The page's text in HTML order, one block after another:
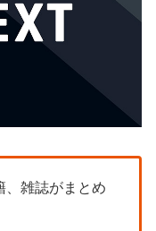
、雑誌がまとめ